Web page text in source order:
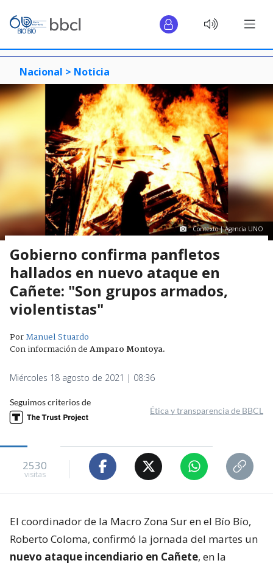
Nacional > Noticia
Contexto | Agencia UNO
Gobierno confirma panfletos
hallados en nuevo ataque en
Cañete: "Son grupos armados,
violentistas"
PorManuel Stuardo
Con información deAmparo Montoya.
Miércoles 18 agosto de 2021 | 08:36
Seguimos criterios de
Ética y transparencia de BBCL
2530
visitas
El coordinador de la Macro Zona Sur en el Bío Bío,
Roberto Coloma, confirmó la jornada del martes un
nuevo ataque incendiario en Cañete, en la